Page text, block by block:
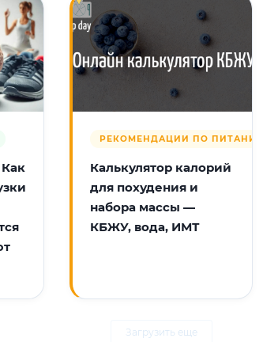
РЕКОМЕНДАЦИИ ПО ПИТАНИЮ
Калькулятор калорий
для похудения и
набора массы —
КБЖУ, вода, ИМТ
Загрузить еще